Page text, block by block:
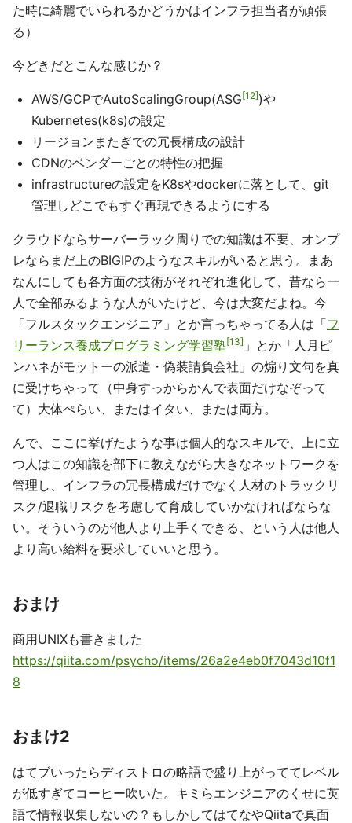
た時に綺麗でいられるかどうかはインフラ担当者が頑張
る）
今どきだとこんな感じか？
AWS/GCPでAutoScalingGroup(ASG 12 )や
Kubernetes(k8s)の設定
リージョンまたぎでの冗長構成の設計
CDNのベンダーごとの特性の把握
infrastructureの設定をK8sやdockerに落として、git
管理しどこでもすぐ再現できるようにする
クラウドならサーバーラック周りでの知識は不要、オンプ
レならまだ上のBIGIPのようなスキルがいると思う。まあ
なんにしても各方面の技術がそれぞれ進化して、昔なら一
人で全部みるような人がいたけど、今は大変だよね。今
「フルスタックエンジニア」とか言っちゃってる人は「フ
リーランス養成プログラミング学習塾 13
」とか「人月ピ
ンハネがモットーの派遣・偽装請負会社」の煽り文句を真
に受けちゃって（中身すっからかんで表面だけなぞって
て）大体ぺらい、またはイタい、または両方。
んで、ここに挙げたような事は個人的なスキルで、上に立
つ人はこの知識を部下に教えながら大きなネットワークを
管理し、インフラの冗長構成だけでなく人材のトラックリ
スク/退職リスクを考慮して育成していかなければならな
い。そういうのが他人より上手くできる、という人は他人
より高い給料を要求していいと思う。
おまけ
商用UNIXも書きました
https://qiita.com/psycho/items/26a2e4eb0f7043d10f1
8
おまけ2
はてブいったらディストロの略語で盛り上がっててレベル
が低すぎてコーヒー吹いた。キミらエンジニアのくせに英
語で情報収集しないの？もしかしてはてなやQiitaで真面